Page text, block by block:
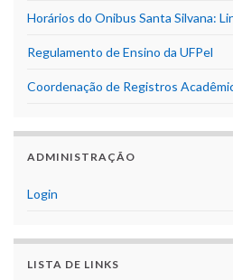
Horários do Onibus Santa Silvana:
Regulamento de Ensino da UFPel
Coordenação de Registros
ADMINISTRAÇÃO
Login
LISTA DE LINKS